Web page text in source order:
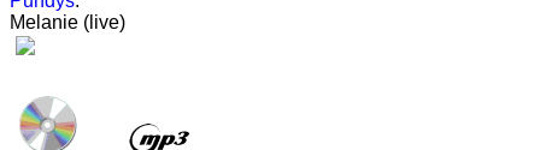
Melanie (live)